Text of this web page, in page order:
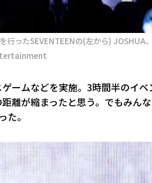
行ったSEVENTEENの(左から) JOSHUA
ームなどを実施。3時間半のイ
離が縮まったと思う。でもみん
。